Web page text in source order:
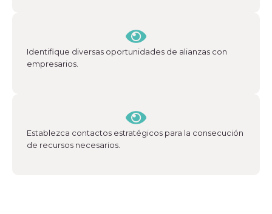
Noticias
Ventana, el blog de CoCrea
Suscríbete a la Newsletter
Identifique diversas oportunidades de alianzas con
empresarios.
Establezca contactos estratégicos para la consecución
de recursos necesarios.